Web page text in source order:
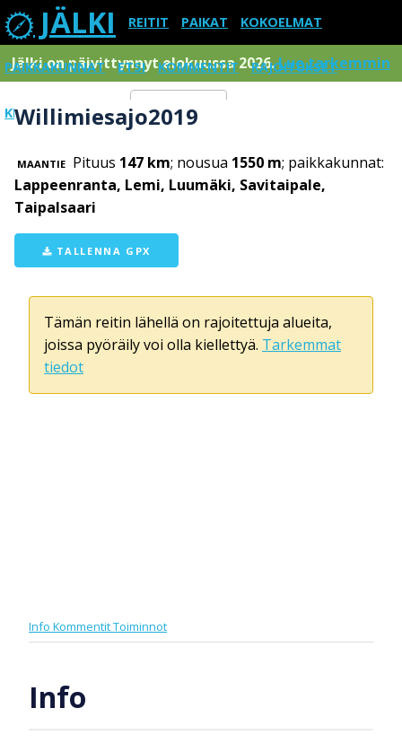
JÄLKI REITIT PAIKAT KOKOELMAT
PAIKKAKUNNAT ETSI KOMMENTIT RAJOITUKSET
KIRJAUDU SISÄÄN Menu
Jälki on päivittynnyt elokuussa 2026.Lue tarkemmin
Willimiesajo2019
MAANTIE Pituus 147 km; nousua 1550 m; paikkakunnat:
Lappeenranta, Lemi, Luumäki, Savitaipale,
Taipalsaari
TALLENNA GPX
Tämän reitin lähellä on rajoitettuja alueita,
joissa pyöräily voi olla kiellettyä. Tarkemmat
tiedot
Info KommentitToiminnot
Info